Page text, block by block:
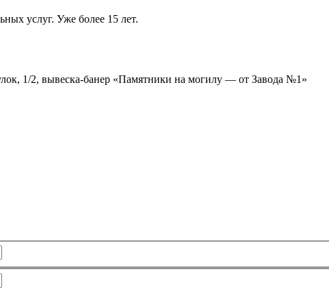
услуг. Уже более 15 лет.
1/2, вывеска-банер «Памятники на могилу — от Завода №1»